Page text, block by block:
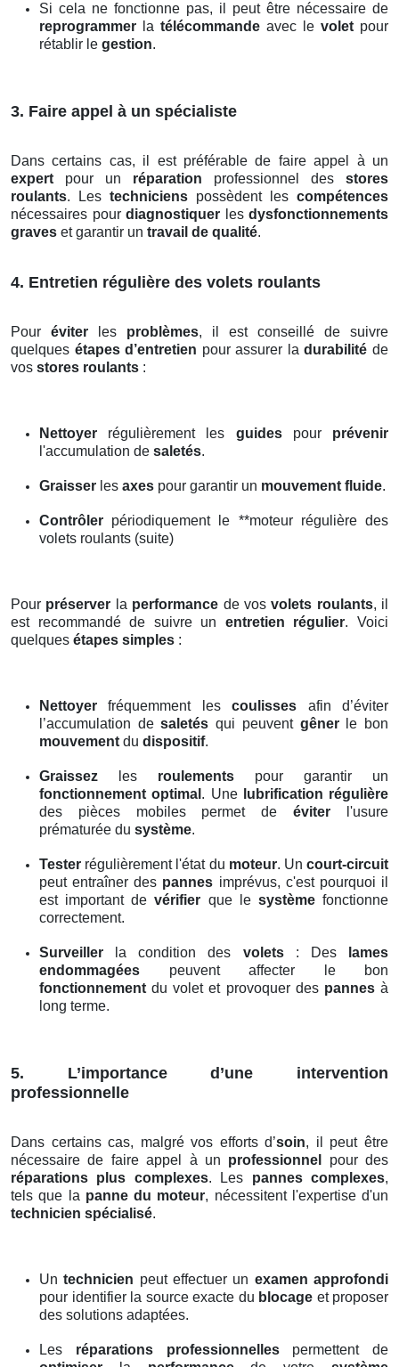
Si cela ne fonctionne pas, il peut être nécessaire de
reprogrammer la télécommande avec le volet pour
rétablir le gestion.
3. Faire appel à un spécialiste
Dans certains cas, il est préférable de faire appel à un
expert pour un réparation professionnel des stores
roulants. Les techniciens possèdent les compétences
nécessaires pour diagnostiquer les dysfonctionnements
graves et garantir un travail de qualité.
4. Entretien régulière des volets roulants
Pour éviter les problèmes, il est conseillé de suivre
quelques étapes d’entretien pour assurer ladurabilité de
vos stores roulants :
Nettoyer régulièrement les guidespour prévenir
l'accumulation de saletés.
Graisser les axes pour garantir un mouvement fluide.
Contrôler périodiquement le **moteur régulière des
volets roulants (suite)
Pour préserver la performance de vosvolets roulants, il
est recommandé de suivre un entretien régulier. Voici
quelques étapes simples :
Nettoyer fréquemment lescoulisses afin d’éviter
l’accumulation desaletés qui peuvent gênerle bon
mouvement du dispositif.
Graissez les roulements pour garantir un
fonctionnement optimal . Une
lubrification régulière
des pièces mobiles permet deéviter l'usure
prématurée du système.
Tester régulièrement l'état du moteur. Uncourt-circuit
peut entraîner des pannes imprévus, c'est pourquoi il
est important devérifier que le systèmefonctionne
correctement.
Surveiller la condition des volets: Des
lames
endommagées peuvent affecter le bon
fonctionnement du volet et provoquer des pannesà
long terme.
5. L’importance d’une intervention
professionnelle
Dans certains cas, malgré vos efforts d’soin, il peut être
nécessaire de faire appel à un professionnel
pour des
réparations plus complexes. Les pannes complexes,
tels que la panne du moteur, nécessitent l'expertise d'un
technicien spécialisé.
Untechnicien peut effectuer un examen approfondi
pour identifier la source exacte du blocage et proposer
des solutions adaptées.
Les réparations professionnellespermettent de